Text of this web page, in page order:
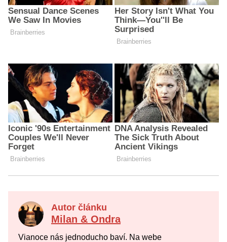
Autor článku
Milan & Ondra
Vianoce nás jednoducho baví. Na webe